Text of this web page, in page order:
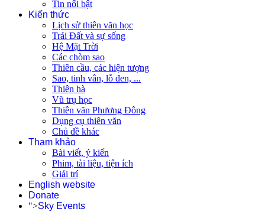
Tin nổi bật
Kiến thức
Lịch sử thiên văn học
Trái Đất và sự sống
Hệ Mặt Trời
Các chòm sao
Thiên cầu, các hiện tượng
Sao, tinh vân, lỗ đen, ...
Thiên hà
Vũ trụ học
Thiên văn Phương Đông
Dụng cụ thiên văn
Chủ đề khác
Tham khảo
Bài viết, ý kiến
Phim, tài liệu, tiện ích
Giải trí
English website
Donate
">Sky Events